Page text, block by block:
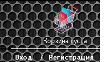
Вход / Регистрация
Корзина пуста